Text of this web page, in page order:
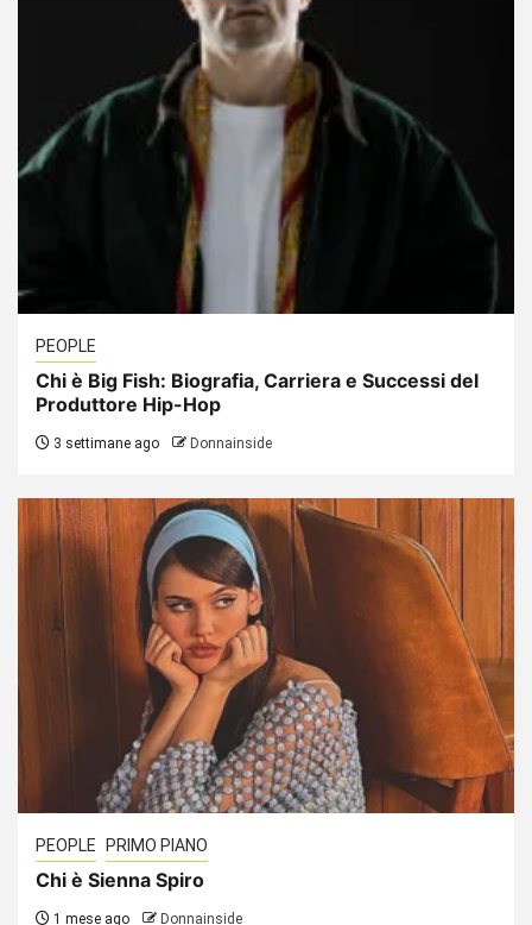
PEOPLE
Chi è Big Fish: Biografia, Carriera e Successi del
Produttore Hip-Hop
3 settimane ago Donnainside
PEOPLE PRIMO PIANO
Chi è Sienna Spiro
1 mese ago Donnainside